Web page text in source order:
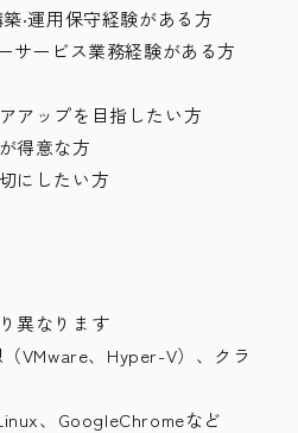
‧運用保守経験がある方
ービス業務経験がある方
アップを目指したい方
得意な方
にしたい方
異なります
VMware、Hyper-V）、クラ
、GoogleChromeなど